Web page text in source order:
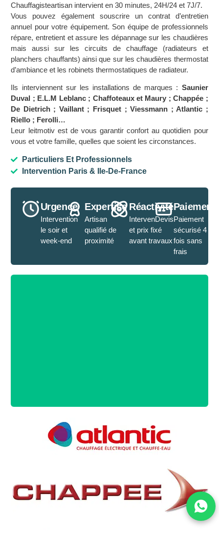
Chauffagisteartisan intervient en 30 minutes, 24H/24 et 7J/7.
Vous pouvez également souscrire un contrat d’entretien
annuel pour votre équipement. Son équipe de professionnels
répare, entretient et assure les dépannage sur les chaudières
mais aussi sur les circuits de chauffage (radiateurs et
planchers chauffants) ainsi que sur les chaudières thermostat
d’ambiance et les robinets thermostatiques de radiateur.
Ils interviennent sur les installations de marques : Saunier
Duval ; E.L.M Leblanc ; Chaffoteaux et Maury ; Chappée ;
De Dietrich ; Vaillant ; Frisquet ; Viessmann ; Atlantic ;
Riello ; Ferolli…
Leur leitmotiv est de vous garantir confort au quotidien pour
vous et votre famille, quelles que soient les circonstances.
Particuliers Et Professionnels
Intervention Paris & Ile-De-France
Urgence
Intervention
le soir et
week-end
Expertise
Artisan
qualifié de
proximité
Réactivité
IntervenDevis
et prix fixé
avant travaux
Paiement
Paiement
sécurisé 4
fois sans
frais